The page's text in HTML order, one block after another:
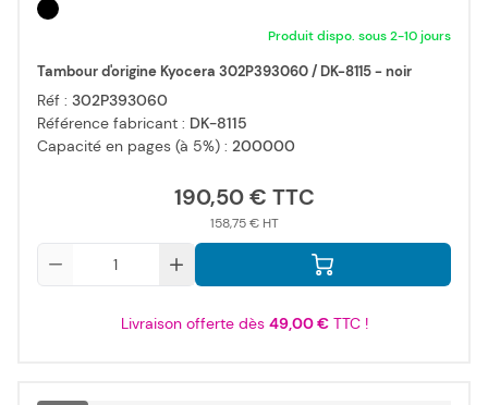
Produit dispo. sous 2-10 jours
Tambour d'origine Kyocera 302P393060 / DK-8115 - noir
Réf : 302P393060
Référence fabricant : DK-8115
Capacité en pages (à 5%) : 200000
190,50 €
158,75 €
Livraison offerte dès 49,00 €TTC !